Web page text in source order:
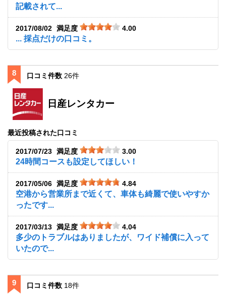
記載されて...
2017/08/02 満足度 4.00
... 採点だけの口コミ。
口コミ件数 26件
日産レンタカー
最近投稿された口コミ
2017/07/23 満足度 3.00
24時間コースも設定してほしい！
2017/05/06 満足度 4.84
空港から営業所まで近くて、車体も綺麗で使いやすか
ったです...
2017/03/13 満足度 4.04
多少のトラブルはありましたが、ワイド補償に入って
いたので...
8
口コミ件数 18件
9